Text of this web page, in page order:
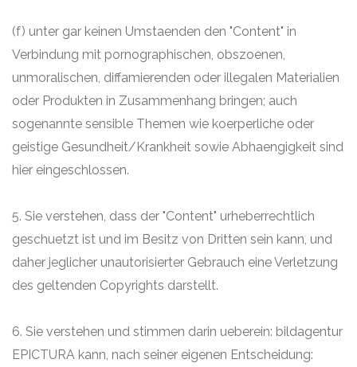
(f) unter gar keinen Umstaenden den "Content" in
Verbindung mit pornographischen, obszoenen,
unmoralischen, diffamierenden oder illegalen Materialien
oder Produkten in Zusammenhang bringen; auch
sogenannte sensible Themen wie koerperliche oder
geistige Gesundheit/Krankheit sowie Abhaengigkeit sind
hier eingeschlossen.
5. Sie verstehen, dass der "Content" urheberrechtlich
geschuetzt ist und im Besitz von Dritten sein kann, und
daher jeglicher unautorisierter Gebrauch eine Verletzung
des geltenden Copyrights darstellt.
6. Sie verstehen und stimmen darin ueberein: bildagentur
EPICTURA kann, nach seiner eigenen Entscheidung: